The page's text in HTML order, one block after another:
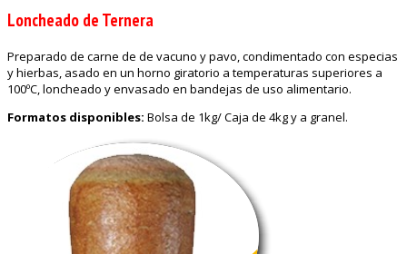
Loncheado de Ternera
Preparado de carne de de vacuno y pavo, condimentado con especias
y hierbas, asado en un horno giratorio a temperaturas superiores a
100ºC, loncheado y envasado en bandejas de uso alimentario.
Formatos disponibles: Bolsa de 1kg/ Caja de 4kg y a granel.